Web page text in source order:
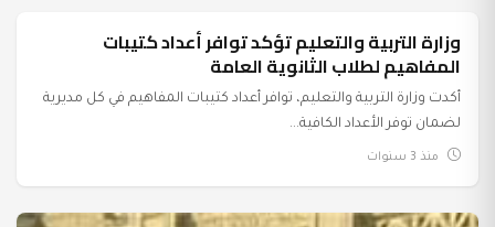
عرب وعالم
وزارة التربية والتعليم تؤكد توافر أعداد كتيبات
المفاهيم لطلاب الثانوية العامة
أكدت وزارة التربية والتعليم، توافر أعداد كتيبات المفاهيم في كل مديرية
لضمان توفر الأعداد الكافية...
منذ 3 سنوات